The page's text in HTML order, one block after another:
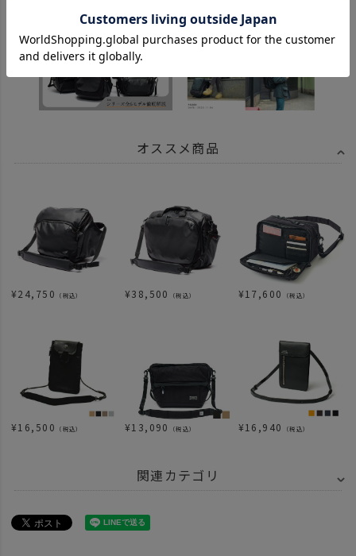
オススメ商品
¥24,750 （税込） ¥38,500 （税込） ¥17,600 （税込）
¥16,500 （税込） ¥13,090 （税込） ¥16,940 （税込）
関連カテゴリ
BRAND AS2OV アッソブ